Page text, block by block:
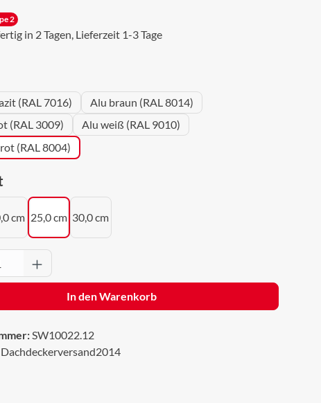
2
in 2 Tagen, Lieferzeit 1-3 Tage
(RAL 7016)
Alu braun (RAL 8014)
(RAL 3009)
Alu weiß (RAL 9010)
(RAL 8004)
auswählen
cm 25,0 cm 30,0 cm
Anzahl: Gib den gewünschten Wert ein
In den Warenkorb
SW10022.12
Dachdeckerversand2014